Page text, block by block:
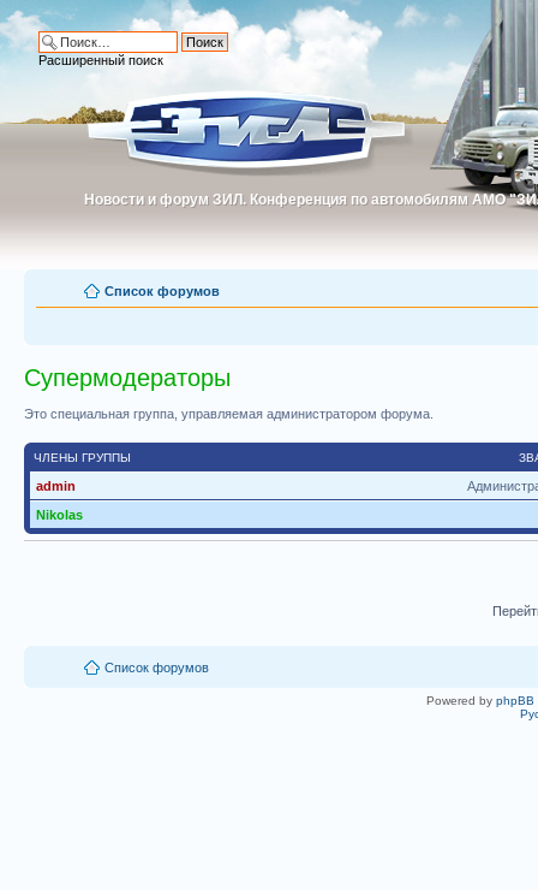
Новости и форум ЗИЛ. Конференция по автомобилям АМО
Новости и форум ЗИЛ. Конференция по автомобилям АМО
Расширенный поиск
Список форумов
Супермодераторы
Это специальная группа, управляемая администратором форума.
ЧЛЕНЫ ГРУППЫ
admin
Nikolas
Список форумов
Powered by phpBB